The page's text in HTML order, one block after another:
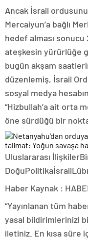
Ancak İsrail
Mercaiyun’a bağlı
hedef alması sonucu
ateşkesin yürürlüğe
bugün akşam
düzenlemiş, İsrail
sosyal medya
“Hizbullah’a ait orta
öne sürdüğü bir
Uluslararası
Haber Kaynak :
“Yayınlanan tüm
yasal bildirimlerinizi
iletiniz. En kısa süre